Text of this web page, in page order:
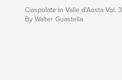
Ciaspolate in Valle d'Aosta Vol. 3
By Walter Guastella